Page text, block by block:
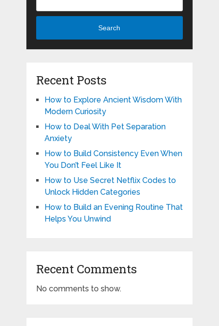
Search
Recent Posts
How to Explore Ancient Wisdom With
Modern Curiosity
How to Deal With Pet Separation
Anxiety
How to Build Consistency Even When
You Don’t Feel Like It
How to Use Secret Netflix Codes to
Unlock Hidden Categories
How to Build an Evening Routine That
Helps You Unwind
Recent Comments
No comments to show.